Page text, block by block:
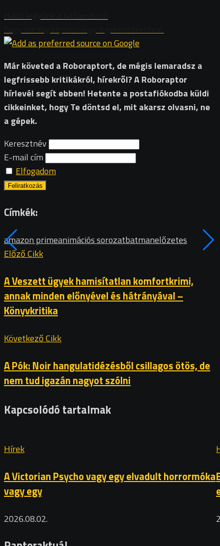
Már követed a Roboraptort, de mégis lemaradsz a
legfrissebb kritikákról, hírekről? A Roboraptor
hírlevél segít ebben! Hetente a postafiókodba küldi
cikkeinket, hogy Te döntsd el, mit akarsz olvasni, ne
a gépek.
Keresztnév
E-mail cím
Elfogadom
Címkék:
amazon primeanimációs sorozatbatmanelőzetes
Előző Cikk
A Veszett ügyek hamisítatlan komfortkrimi,
annak minden előnyével és hátrányával –
Könyvkritika
Következő Cikk
A Pók: Noir hangulatidézésből csillagos ötös, de
nem tud igazán nagyot szólni
Kapcsolódó tartalmak
Hírek
A Victorian Psycho vagy egy elvadult horrormóka
vagy egy
2026.08.02.